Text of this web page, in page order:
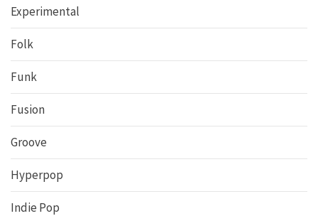
Experimental
Folk
Funk
Fusion
Groove
Hyperpop
Indie Pop